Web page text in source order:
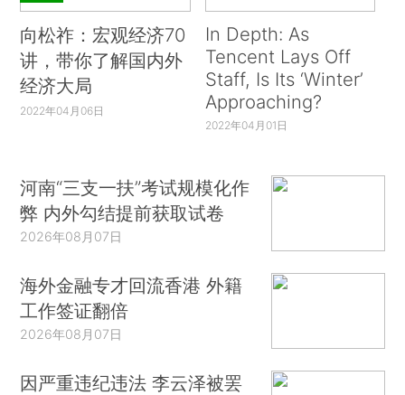
向松祚：宏观经济70
讲，带你了解国内外
经济大局
2022年04月06日
In Depth: As
Tencent Lays Off
Staff, Is Its ‘Winter’
Approaching?
2022年04月01日
河南“三支一扶”考试规模化作
弊 内外勾结提前获取试卷
2026年08月07日
海外金融专才回流香港 外籍
工作签证翻倍
2026年08月07日
因严重违纪违法 李云泽被罢